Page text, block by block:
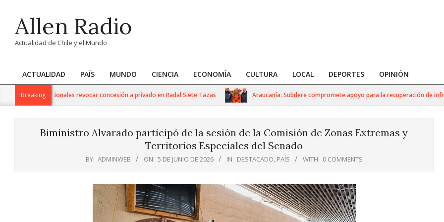
contentAllen Radio
Actualidad de Chile y el Mundo
Primary
Navigation
ACTUALIDAD PAÍS MUNDO CIENCIA ECONOMÍA CULTURA LOCAL DEPORTES OPINIÓN
Breaking
Bienes Nacionales revocar concesión a privado en Radal Siete Tazas Araucanía: Subdere compromete apoyo para la recuperación de
Biministro Alvarado participó de la sesión de la Comisión de Zonas Extremas y
Territorios Especiales del Senado
BY: ADMINWEB ON: 5 DE JUNIO DE 2026 IN: DESTACADO, PAÍS WITH: 0 COMMENTS